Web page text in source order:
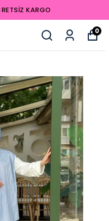
KARGO
0